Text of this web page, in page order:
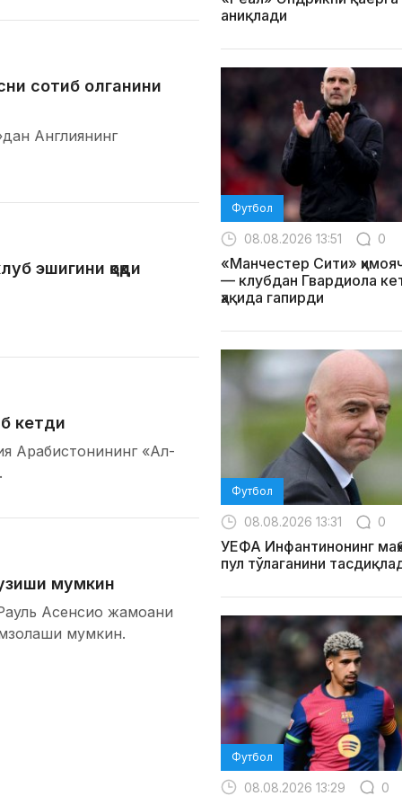
сотиб олганини
Англиянинг
эшигини қоқди
кетди
Арабистонининг «Ал-
мумкин
Асенсио жамоани
мумкин.
аниқлади
Футбол
08.08.2026 13:51 0
«Манчестер Сити»
— клубдан Гвардиола
ҳақида гапирди
Футбол
08.08.2026 13:31 0
УЕФА Инфантинонинг
пул тўлаганини
Футбол
08.08.2026 13:29 0